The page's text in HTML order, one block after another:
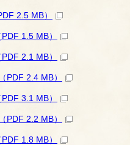
2.5 MB）
1.5 MB）
2.1 MB）
PDF 2.4 MB）
3.1 MB）
PDF 2.2 MB）
1.8 MB）